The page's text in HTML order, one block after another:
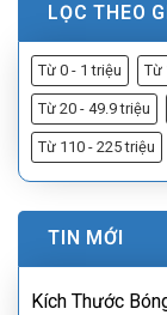
LỌC THEO
Từ 0 - 1 triệu Từ
Từ 20 - 49.9 triệu
Từ 110 - 225 triệu
TIN MỚI
Kích Thước